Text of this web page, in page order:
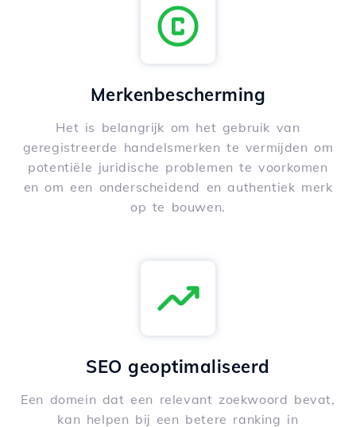
Merkenbescherming
Het is belangrijk om het gebruik van
geregistreerde handelsmerken te vermijden om
potentiële juridische problemen te voorkomen
en om een onderscheidend en authentiek merk
op te bouwen.
SEO geoptimaliseerd
Een domein dat een relevant zoekwoord bevat,
kan helpen bij een betere ranking in